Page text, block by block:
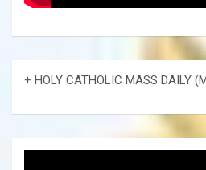
+ HOLY CATHOLIC MASS DAILY